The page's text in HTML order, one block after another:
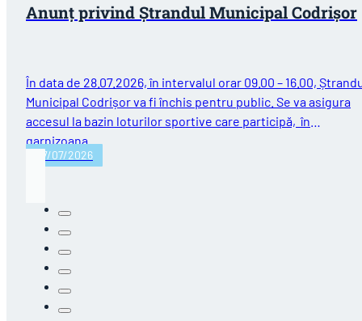
Anunț privind Ștrandul Municipal Codrișor
În data de 28.07.2026, în intervalul orar 09.00 – 16.00,
Municipal Codrișor va fi închis pentru public. Se va asigura
accesul la bazin loturilor sportive care participă, în
garnizoana…
27/07/2026